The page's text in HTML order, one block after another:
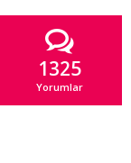
1325
Yorumlar